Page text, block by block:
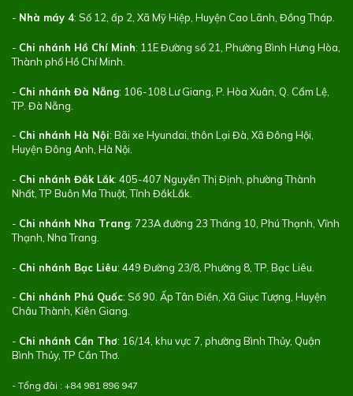
- Nhà máy 4: Số 12, ấp 2, Xã Mỹ Hiệp, Huyện Cao Lãnh, Đồng Tháp.
- Chi nhánh Hồ Chí Minh: 11E Đường số 21, Phường Bình Hưng Hòa,
Thành phố Hồ Chí Minh.
- Chi nhánh Đà Nẵng: 106-108 Lư Giang, P. Hòa Xuân, Q. Cẩm Lệ,
TP. Đà Nẵng.
- Chi nhánh Hà Nội: Bãi xe Hyundai, thôn Lại Đà, Xã Đông Hội,
Huyện Đông Anh, Hà Nội.
- Chi nhánh Đắk Lắk: 405-407 Nguyễn Thị Định, phường Thành
Nhất, TP Buôn Ma Thuột, Tỉnh ĐắkLắk.
- Chi nhánh Nha Trang: 723A đường 23 Tháng 10, Phú Thạnh, Vĩnh
Thạnh, Nha Trang.
- Chi nhánh Bạc Liêu: 449 Đường 23/8, Phường 8, TP. Bạc Liêu.
- Chi nhánh Phú Quốc: Số 90. Ấp Tân Điền, Xã Giục Tượng, Huyện
Châu Thành, Kiên Giang.
- Chi nhánh Cần Thơ: 16/14, khu vực 7, phường Bình Thủy, Quận
Bình Thủy, TP Cần Thơ.
- Tổng đài : +84 981 896 947